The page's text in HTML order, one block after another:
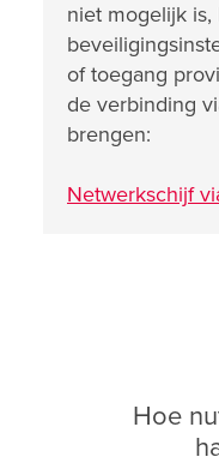
niet mogelijk
of toegang
de verbinding
brengen:
Netwerkschijf
Hoe